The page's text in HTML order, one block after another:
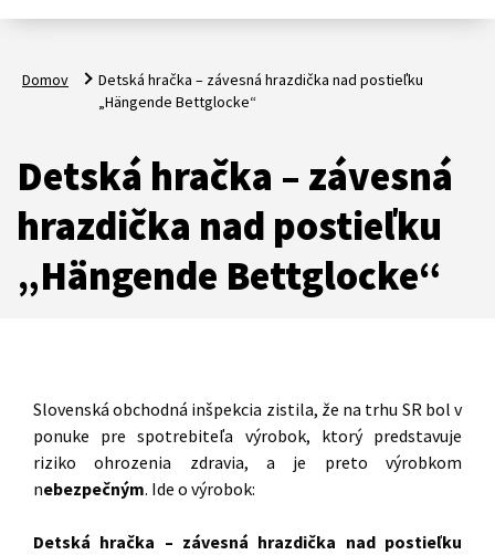
Domov
Detská hračka – závesná hrazdička nad postieľku
„Hängende Bettglocke“
Detská hračka – závesná
hrazdička nad postieľku
„Hängende Bettglocke“
Slovenská obchodná inšpekcia zistila, že na trhu SR bol v
ponuke pre spotrebiteľa výrobok, ktorý predstavuje
riziko ohrozenia zdravia, a je preto výrobkom
nebezpečným. Ide o výrobok:
Detská hračka – závesná hrazdička nad postieľku